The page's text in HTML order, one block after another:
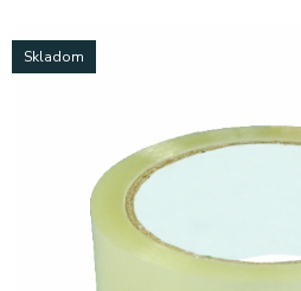
Extra výpredaj zásob Výpredaj BTS
Skladom